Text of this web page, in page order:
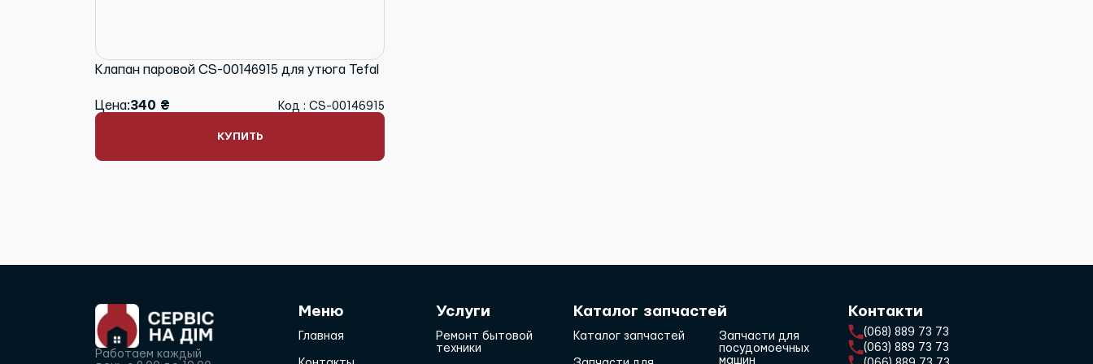
Клапан паровой CS-00146915 для утюга Tefal
Цена:340 ₴ Код : CS-00146915
КУПИТЬ
Работаем каждый
Меню
Главная
Услуги
Ремонт бытовой
техники
Каталог запчастей
Каталог запчастей
Запчасти для
посудомоечных
машин
Контакти
(068) 889 73 73
(063) 889 73 73